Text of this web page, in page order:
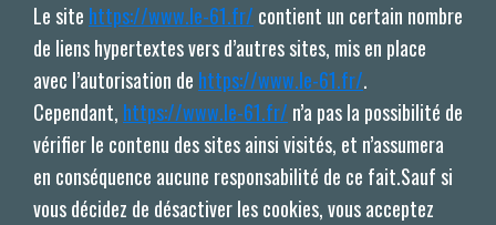
Le site https://www.le-61.fr/ contient un certain nombre
de liens hypertextes vers d’autres sites, mis en place
avec l’autorisation de https://www.le-61.fr/.
Cependant, https://www.le-61.fr/ n’a pas la possibilité de
vérifier le contenu des sites ainsi visités, et n’assumera
en conséquence aucune responsabilité de ce fait.Sauf si
vous décidez de désactiver les cookies, vous acceptez